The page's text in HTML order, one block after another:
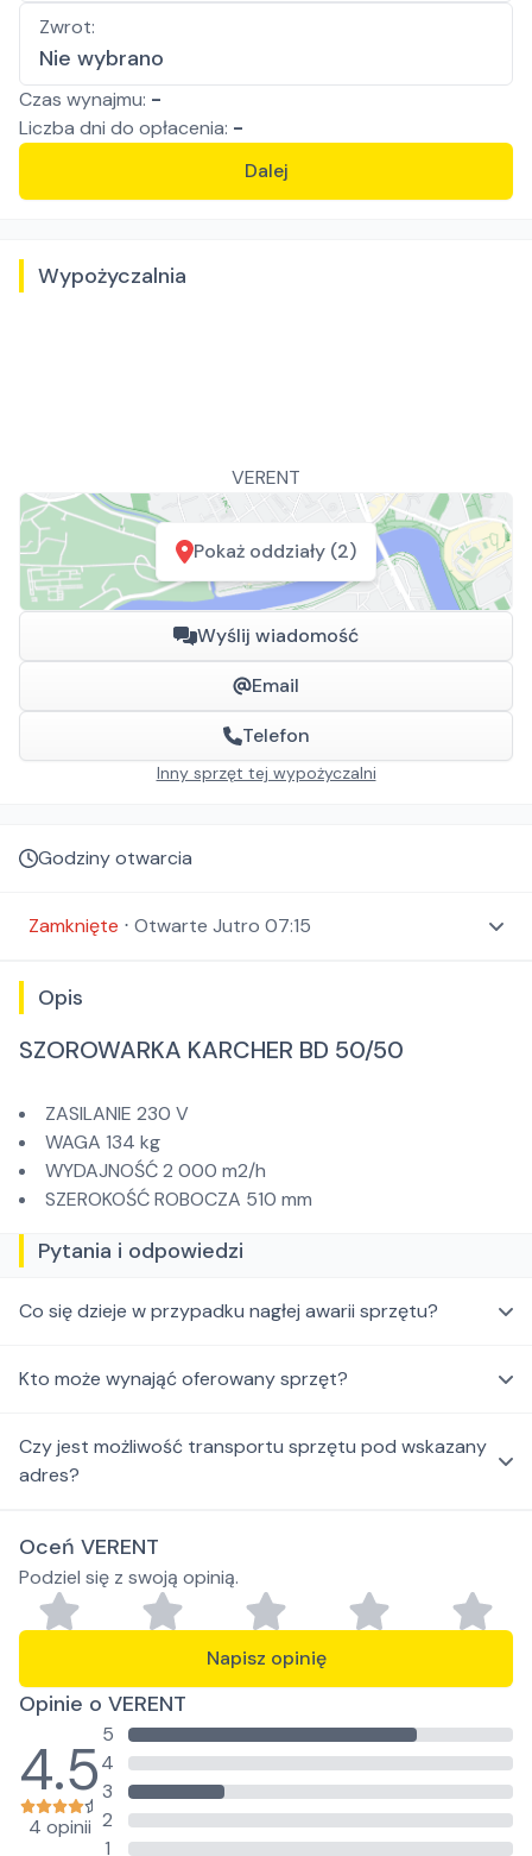
Zwrot:
Nie wybrano
Czas wynajmu: -
Liczba dni do opłacenia: -
Dalej
Wypożyczalnia
VERENT
Pokaż oddziały (2)
Wyślij wiadomość
Email
Telefon
Inny sprzęt tej wypożyczalni
Godziny otwarcia
Zamknięte ⋅ Otwarte Jutro 07:15
Opis
SZOROWARKA KARCHER BD 50/50
ZASILANIE 230 V
WAGA 134 kg
WYDAJNOŚĆ 2 000 m2/h
SZEROKOŚĆ ROBOCZA 510 mm
Pytania i odpowiedzi
Co się dzieje w przypadku nagłej awarii sprzętu?
Kto może wynająć oferowany sprzęt?
Czy jest możliwość transportu sprzętu pod wskazany
adres?
Oceń VERENT
Podziel się z swoją opinią.
Napisz opinię
Opinie o VERENT
4.5
4 opinii
5
4
3
2
1